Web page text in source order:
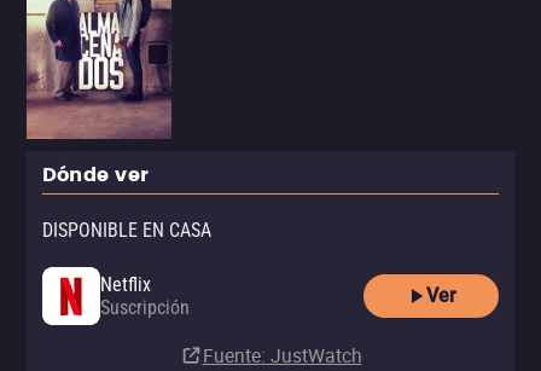
Dónde ver
DISPONIBLE EN CASA
Netflix
Suscripción
Ver
Fuente: JustWatch